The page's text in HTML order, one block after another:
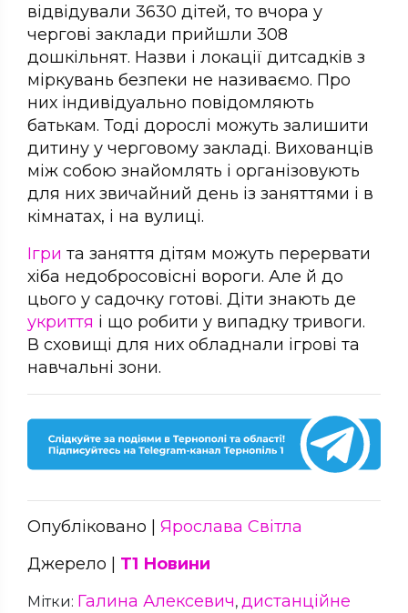
відвідували 3630 дітей, то вчора у
чергові заклади прийшли 308
дошкільнят. Назви і локації дитсадків з
міркувань безпеки не називаємо. Про
них індивідуально повідомляють
батькам. Тоді дорослі можуть залишити
дитину у черговому закладі. Вихованців
між собою знайомлять і організовують
для них звичайний день із заняттями і в
кімнатах, і на вулиці.
Ігри та заняття дітям можуть перервати
хіба недобросовісні вороги. Але й до
цього у садочку готові. Діти знають де
укриття і що робити у випадку тривоги.
В сховищі для них обладнали ігрові та
навчальні зони.
Опубліковано | Ярослава Світла
Джерело | Т1 Новини
Мітки: Галина Алексевич, дистанційне